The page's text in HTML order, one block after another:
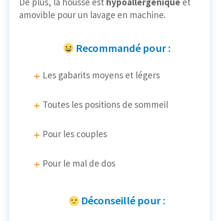
amovible pour un lavage en machine.
Recommandé pour :
Les gabarits moyens et légers
Toutes les positions de sommeil
Pour les couples
Pour le mal de dos
Déconseillé pour :